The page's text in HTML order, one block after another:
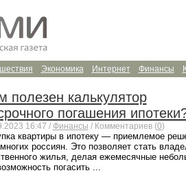
Финансы
Интернет
Экономика
полезен калькулятор
погашения
16:47 / Финансы / Комментариев (0)
квартиры в ипотеку — приемлемое
россиян. Это позволяет стать
жилья, делая ежемесячные
погасить ...